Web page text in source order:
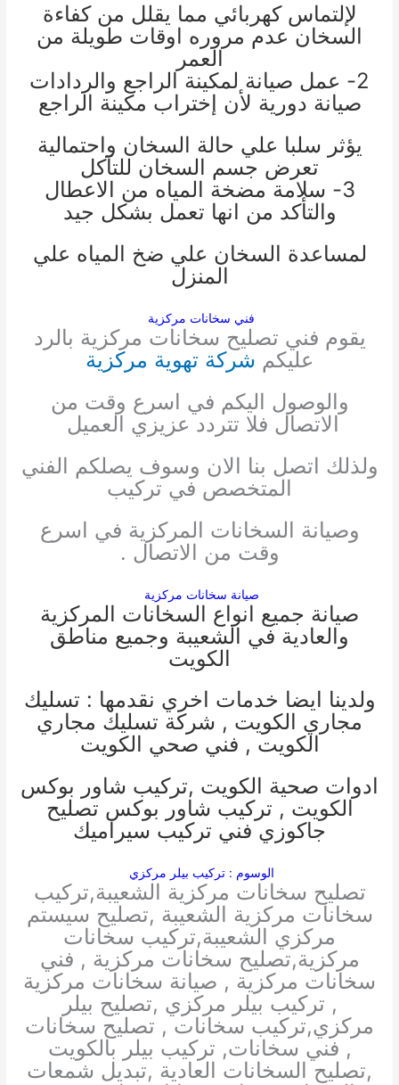
لإلتماس كهربائي مما يقلل من كفاءة
السخان عدم مروره اوقات طويلة من
العمر
2- عمل صيانة لمكينة الراجع والردادات
صيانة دورية لأن إختراب مكينة الراجع
يؤثر سلبا علي حالة السخان واحتمالية
تعرض جسم السخان للتآكل
3- سلامة مضخة المياه من الاعطال
والتأكد من انها تعمل بشكل جيد
لمساعدة السخان علي ضخ المياه علي
المنزل
فني سخانات مركزية
يقوم فني تصليح سخانات مركزية بالرد
عليكم شركة تهوية مركزية
والوصول اليكم في اسرع وقت من
الاتصال فلا تتردد عزيزي العميل
ولذلك اتصل بنا الان وسوف يصلكم الفني
المتخصص في تركيب
وصيانة السخانات المركزية في اسرع
وقت من الاتصال .
صيانة سخانات مركزية
صيانة جميع انواع السخانات المركزية
والعادية في الشعيبة وجميع مناطق
الكويت
ولدينا ايضا خدمات اخري نقدمها : تسليك
مجاري الكويت , شركة تسليك مجاري
الكويت , فني صحي الكويت
ادوات صحية الكويت ,تركيب شاور بوكس
الكويت , تركيب شاور بوكس تصليح
جاكوزي فني تركيب سيراميك
الوسوم : تركيب بيلر مركزي
تصليح سخانات مركزية الشعيبة,تركيب
سخانات مركزية الشعيبة ,تصليح سيستم
مركزي الشعيبة,تركيب سخانات
مركزية,تصليح سخانات مركزية , فني
سخانات مركزية , صيانة سخانات مركزية
, تركيب بيلر مركزي ,تصليح بيلر
مركزي,تركيب سخانات , تصليح سخانات
, فني سخانات, تركيب بيلر بالكويت
,تصليح السخانات العادية ,تبديل شمعات